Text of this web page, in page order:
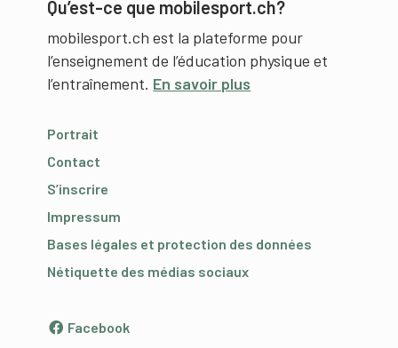
Qu’est-ce que mobilesport.ch?
mobilesport.ch est la plateforme pour
l’enseignement de l’éducation physique et
l’entraînement. En savoir plus
Portrait
Contact
S’inscrire
Impressum
Bases légales et protection des données
Nétiquette des médias sociaux
Facebook